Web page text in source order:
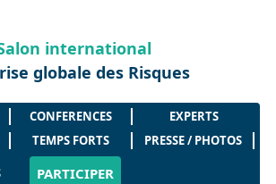
international
globale des Risques
CONFERENCES
EXPERTS
TEMPS FORTS PRESSE / PHOTOS
PARTICIPER